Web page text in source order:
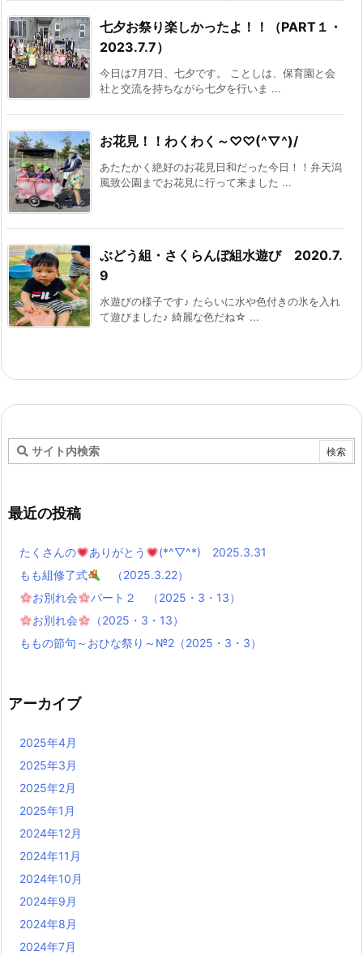
七夕お祭り楽しかったよ！！（PART１・
2023.7.7）
今日は7月7日、七夕です。 ことしは、保育園と会
社と交流を持ちながら七夕を行いま ...
お花見！！わくわく～♡♡(^▽^)/
あたたかく絶好のお花見日和だった今日！！弁天潟
風致公園までお花見に行って来ました ...
ぶどう組・さくらんぼ組水遊び 2020.7.
9
水遊びの様子です♪ たらいに水や色付きの氷を入れ
て遊びました♪ 綺麗な色だね☆ ...
最近の投稿
たくさんの ありがとう
(*^▽^*) 2025.3.31
もも組修了式
（2025.3.22）
お別れ会
パート２ （2025・3・13）
お別れ会
（2025・3・13）
ももの節句～おひな祭り～№2（2025・3・3）
アーカイブ
2025年4月
2025年3月
2025年2月
2025年1月
2024年12月
2024年11月
2024年10月
2024年9月
2024年8月
2024年7月